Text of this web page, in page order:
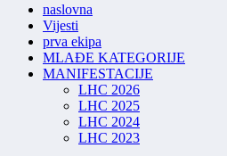
naslovna
Vijesti
prva ekipa
MLAĐE KATEGORIJE
MANIFESTACIJE
LHC 2026
LHC 2025
LHC 2024
LHC 2023